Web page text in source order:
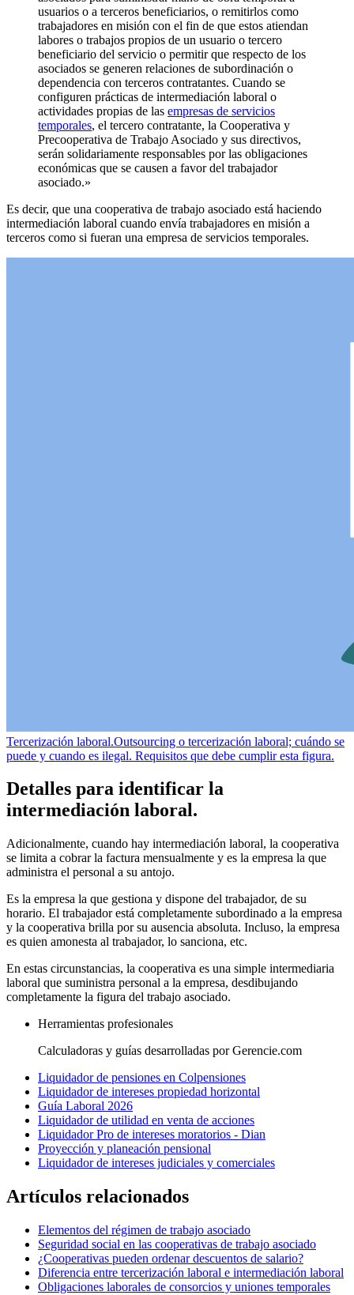
usuarios o a terceros beneficiarios, o remitirlos como
trabajadores en misión con el fin de que estos atiendan
labores o trabajos propios de un usuario o tercero
beneficiario del servicio o permitir que respecto de los
asociados se generen relaciones de subordinación o
dependencia con terceros contratantes. Cuando se
configuren prácticas de intermediación laboral o
actividades propias de las empresas de servicios
temporales, el tercero contratante, la Cooperativa y
Precooperativa de Trabajo Asociado y sus directivos,
serán solidariamente responsables por las obligaciones
económicas que se causen a favor del trabajador
asociado.»
Es decir, que una cooperativa de trabajo asociado está haciendo
intermediación laboral cuando envía trabajadores en misión a
terceros como si fueran una empresa de servicios temporales.
Tercerización laboral.Outsourcing o tercerización laboral; cuándo se
puede y cuando es ilegal. Requisitos que debe cumplir esta figura.
Detalles para identificar la
intermediación laboral.
Adicionalmente, cuando hay intermediación laboral, la cooperativa
se limita a cobrar la factura mensualmente y es la empresa la que
administra el personal a su antojo.
Es la empresa la que gestiona y dispone del trabajador, de su
horario. El trabajador está completamente subordinado a la empresa
y la cooperativa brilla por su ausencia absoluta. Incluso, la empresa
es quien amonesta al trabajador, lo sanciona, etc.
En estas circunstancias, la cooperativa es una simple intermediaria
laboral que suministra personal a la empresa, desdibujando
completamente la figura del trabajo asociado.
Herramientas profesionales
Calculadoras y guías desarrolladas por Gerencie.com
Liquidador de pensiones en Colpensiones
Liquidador de intereses propiedad horizontal
Guía Laboral 2026
Liquidador de utilidad en venta de acciones
Liquidador Pro de intereses moratorios - Dian
Proyección y planeación pensional
Liquidador de intereses judiciales y comerciales
Artículos relacionados
Elementos del régimen de trabajo asociado
Seguridad social en las cooperativas de trabajo asociado
¿Cooperativas pueden ordenar descuentos de salario?
Diferencia entre tercerización laboral e intermediación laboral
Obligaciones laborales de consorcios y uniones temporales